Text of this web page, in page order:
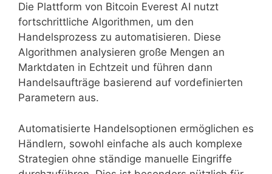
Die Plattform von Bitcoin Everest AI nutzt
fortschrittliche Algorithmen, um den
Handelsprozess zu automatisieren. Diese
Algorithmen analysieren große Mengen an
Marktdaten in Echtzeit und führen dann
Handelsaufträge basierend auf vordefinierten
Parametern aus.
Automatisierte Handelsoptionen ermöglichen es
Händlern, sowohl einfache als auch komplexe
Strategien ohne ständige manuelle Eingriffe